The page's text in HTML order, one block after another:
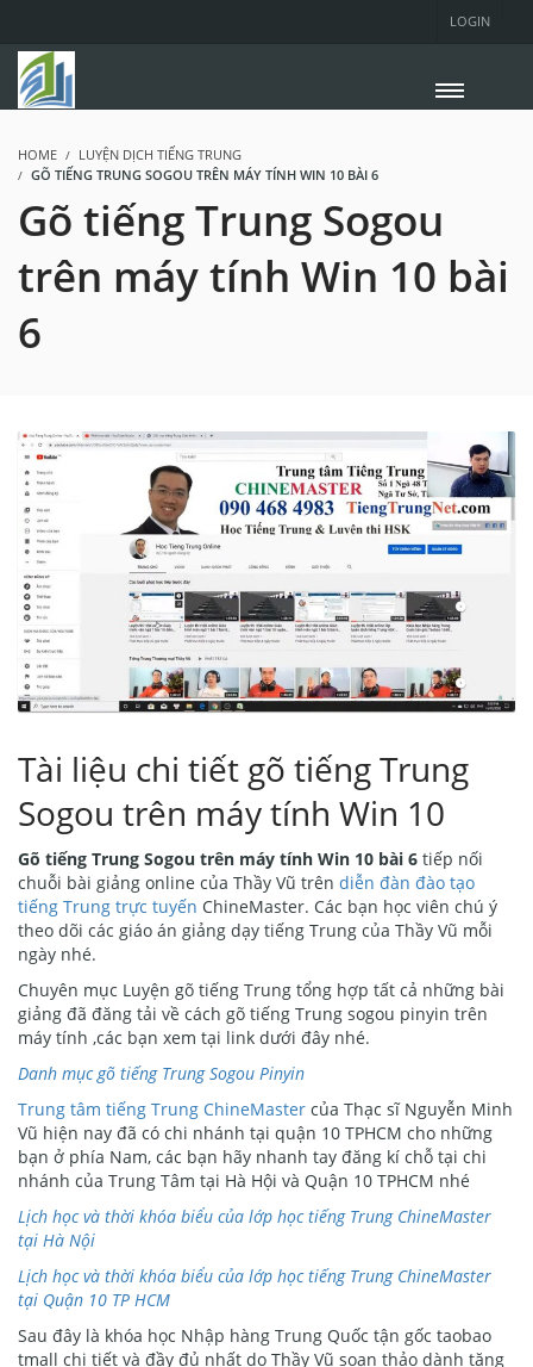
LOGIN
HOME
LUYỆN DỊCH TIẾNG TRUNG
GÕ TIẾNG TRUNG SOGOU TRÊN MÁY TÍNH WIN 10 BÀI 6
Gõ tiếng Trung Sogou
trên máy tính Win 10 bài
6
Tài liệu chi tiết gõ tiếng Trung
Sogou trên máy tính Win 10
Gõ tiếng Trung Sogou trên máy tính Win 10 bài 6 tiếp nối
chuỗi bài giảng online của Thầy Vũ trên diễn đàn đào tạo
tiếng Trung trực tuyến ChineMaster. Các bạn học viên chú ý
theo dõi các giáo án giảng dạy tiếng Trung của Thầy Vũ mỗi
ngày nhé.
Chuyên mục Luyện gõ tiếng Trung tổng hợp tất cả những bài
giảng đã đăng tải về cách gõ tiếng Trung sogou pinyin trên
máy tính ,các bạn xem tại link dưới đây nhé.
Danh mục gõ tiếng Trung Sogou Pinyin
Trung tâm tiếng Trung ChineMaster của Thạc sĩ Nguyễn Minh
Vũ hiện nay đã có chi nhánh tại quận 10 TPHCM cho những
bạn ở phía Nam, các bạn hãy nhanh tay đăng kí chỗ tại chi
nhánh của Trung Tâm tại Hà Hội và Quận 10 TPHCM nhé
Lịch học và thời khóa biểu của lớp học tiếng Trung ChineMaster
tại Hà Nội
Lịch học và thời khóa biểu của lớp học tiếng Trung ChineMaster
tại Quận 10 TP HCM
Sau đây là khóa học Nhập hàng Trung Quốc tận gốc taobao
tmall chi tiết và đầy đủ nhất do Thầy Vũ soạn thảo dành tặng